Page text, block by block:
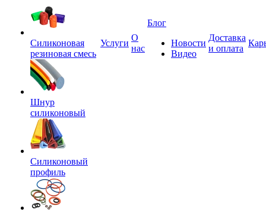
Силиконовая
резиновая смесь
Шнур
силиконовый
Силиконовый
профиль
Услуги
О
нас
Блог
Новости
Видео
Доставка
и оплата